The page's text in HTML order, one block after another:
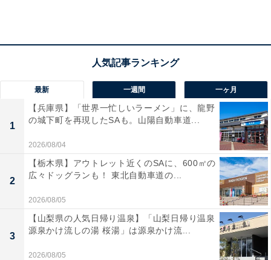
GU モックネックスウェット 990円（税抜）
今年はスウェットの当たり年！ トレンドアイテムなので
いろんなブランドから発売されていますが、なかでも大
人の女性にぜひおすすめしたいのが、GU新作のモックネ
ックスウェットです。
肩がドロップショルダーでナチュラルに落ちつつ、ボリ
ュームのある袖が手首のリブできゅっと締まっているの
最新 一週間 一ヶ月
1
【兵庫県】「世界一忙しいラーメン」に、龍野
の城下町を再現したSAも。山陽自動車道...
2026/08/04
2
【栃木県】アウトレット近くのSAに、600㎡の
広々ドッグランも！ 東北自動車道の...
2026/08/05
3
【山梨県の人気日帰り温泉】「山梨日帰り温泉
源泉かけ流しの湯 桜湯」は源泉かけ流...
2026/08/05